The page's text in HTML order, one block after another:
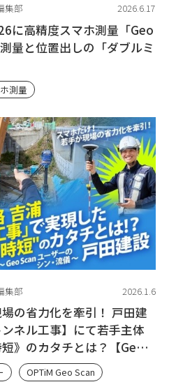
集部 2026.6.17
に高精度スマホ測量「Geo
量と位置出しの「ダブルミ
測量
集部 2026.1.6
の省力化を牽引！ 戸田建
ネル工事】にて若手主体
》のカタチとは？【Geo
流儀】OPTiM Geo Scan